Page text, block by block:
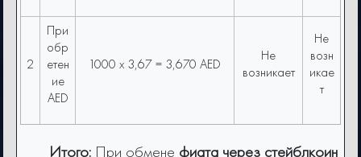
2
При
обр
етен
ие
AED
1000 x 3,67 = 3,670 AED
Не
возникает
Не
возн
икае
т
Итого: При обмене фиата через стейблкоин